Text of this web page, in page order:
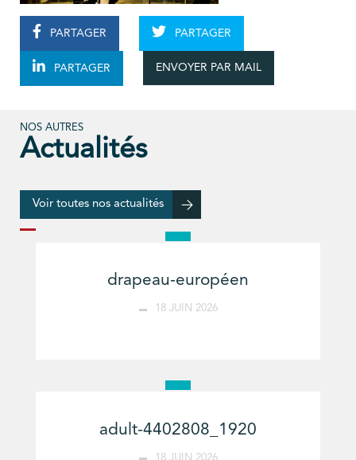
PARTAGER PARTAGER
PARTAGER ENVOYER PAR MAIL
NOS AUTRES
Actualités
Voir toutes nos actualités
drapeau-européen
18 JUIN 2026
adult-4402808_1920